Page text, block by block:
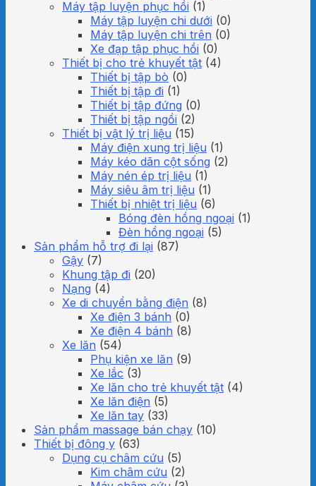
Máy tập luyện phục hồi (1)
Máy tập luyện chi dưới (0)
Máy tập luyện chi trên (0)
Xe đạp tập phục hồi (0)
Thiết bị cho trẻ khuyết tật (4)
Thiết bị tập bò (0)
Thiết bị tập đi (1)
Thiết bị tập đứng (0)
Thiết bị tập ngồi (2)
Thiết bị vật lý trị liệu (15)
Máy điện xung trị liệu (1)
Máy kéo dãn cột sống (2)
Máy nén ép trị liệu (1)
Máy siêu âm trị liệu (1)
Thiết bị nhiệt trị liệu (6)
Bóng đèn hồng ngoại (1)
Đèn hồng ngoại (5)
Sản phẩm hỗ trợ đi lại (87)
Gậy (7)
Khung tập đi (20)
Nạng (4)
Xe di chuyển bằng điện (8)
Xe điện 3 bánh (0)
Xe điện 4 bánh (8)
Xe lăn (54)
Phụ kiện xe lăn (9)
Xe lắc (3)
Xe lăn cho trẻ khuyết tật (4)
Xe lăn điện (5)
Xe lăn tay (33)
Sản phẩm massage bán chạy (10)
Thiết bị đông y (63)
Dụng cụ châm cứu (5)
Kim châm cứu (2)